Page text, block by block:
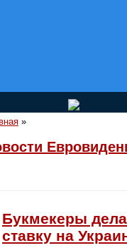
»
Букмекеры
ставку на